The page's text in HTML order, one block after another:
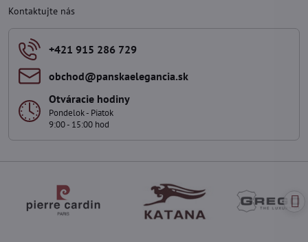
Kontaktujte nás
+421 915 286 729
obchod​@panskaelegancia​.sk
Otváracie hodiny
Pondelok - Piatok
9:00 - 15:00 hod